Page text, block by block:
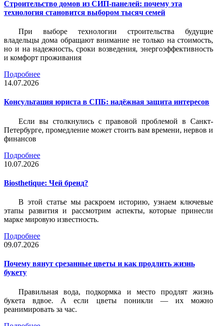
Строительство домов из СИП-панелей: почему эта
технология становится выбором тысяч семей
При выборе технологии строительства будущие
владельцы дома обращают внимание не только на стоимость,
но и на надежность, сроки возведения, энергоэффективность
и комфорт проживания
Подробнее
14.07.2026
Консультация юриста в СПБ: надёжная защита интересов
Если вы столкнулись с правовой проблемой в Санкт-
Петербурге, промедление может стоить вам времени, нервов и
финансов
Подробнее
10.07.2026
Biosthetique: Чей бренд?
В этой статье мы раскроем историю, узнаем ключевые
этапы развития и рассмотрим аспекты, которые принесли
марке мировую известность.
Подробнее
09.07.2026
Почему вянут срезанные цветы и как продлить жизнь
букету
Правильная вода, подкормка и место продлят жизнь
букета вдвое. А если цветы поникли — их можно
реанимировать за час.